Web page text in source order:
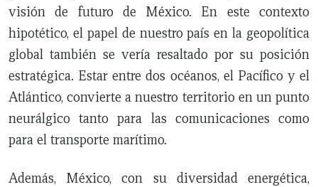
visión de futuro de México. En este contexto
hipotético, el papel de nuestro país en la geopolítica
global también se vería resaltado por su posición
estratégica. Estar entre dos océanos, el Pacífico y el
Atlántico, convierte a nuestro territorio en un punto
neurálgico tanto para las comunicaciones como
para el transporte marítimo.
Además, México, con su diversidad energética,